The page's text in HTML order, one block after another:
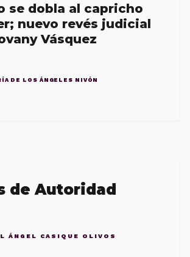
se dobla al capricho
nuevo revés judicial
Vásquez
DE LOS ÁNGELES NIVÓN
de Autoridad
ÁNGEL CASIQUE OLIVOS